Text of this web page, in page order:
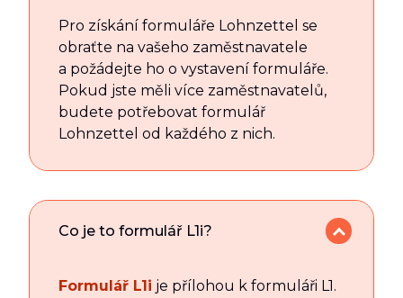
Pro získání formuláře Lohnzettel se
obraťte na vašeho zaměstnavatele
a požádejte ho o vystavení formuláře.
Pokud jste měli více zaměstnavatelů,
budete potřebovat formulář
Lohnzettel od každého z nich.
Co je to formulář L1i?
Formulář L1i je přílohou k formuláři L1.